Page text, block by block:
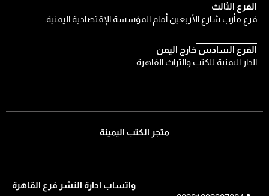
الفرع الثالث
فرع مأرب شارع الأربعين أمام المؤسسة الإقتصادية اليمنية.
الفرع السادس خارج اليمن
الدار اليمنية للكتب والتراث القاهرة
متجر الكتب اليمينة
واتساب ادارة النشر فرع القاهرة